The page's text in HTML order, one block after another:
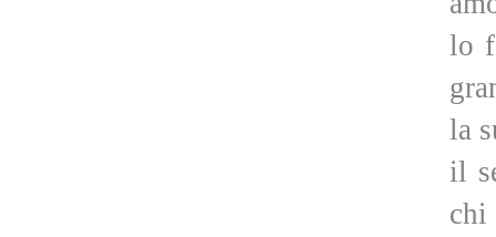
lo
la
il
chi